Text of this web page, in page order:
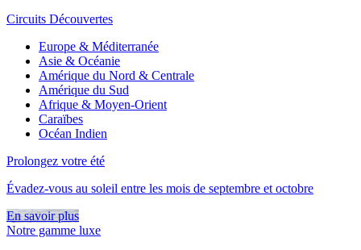
Circuits Découvertes
Europe & Méditerranée
Asie & Océanie
Amérique du Nord & Centrale
Amérique du Sud
Afrique & Moyen-Orient
Caraïbes
Océan Indien
Prolongez votre été
Évadez-vous au soleil entre les mois de septembre et octobre
En savoir plus
Notre gamme luxe